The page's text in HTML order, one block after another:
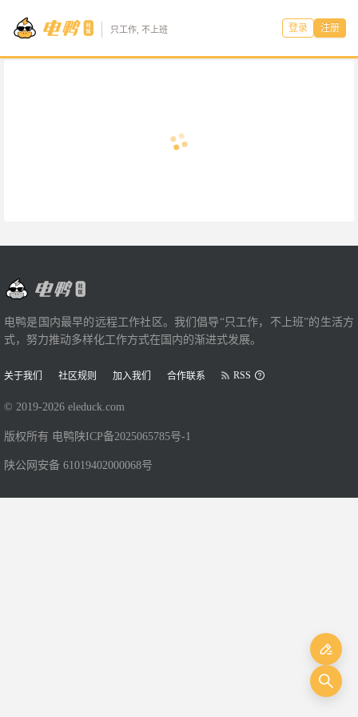
只工作, 不上班 登录 注册
电鸭是国内最早的远程工作社区。我们倡导“只工作，不上班”的生活方
式，努力推动多样化工作方式在国内的渐进式发展。
关于我们 社区规则 加入我们 合作联系 RSS
© 2019-2026 eleduck.com
版权所有 电鸭 陕ICP备2025065785号-1
陕公网安备 61019402000068号